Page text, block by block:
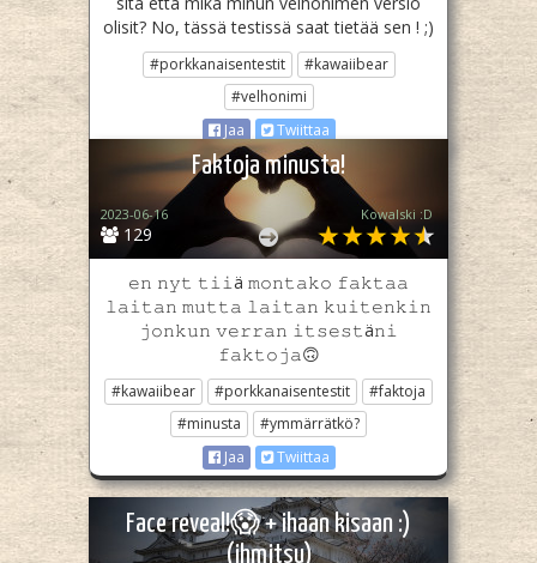
olisit? No, tässä testissä saat tietää sen ! ;)
#porkkanaisentestit
#kawaiibear
#velhonimi
Jaa
Twiittaa
Faktoja minusta!
129
2023-06-16 Kowalski :D
𝚎𝚗 𝚗𝚢𝚝 𝚝𝚒𝚒ä 𝚖𝚘𝚗𝚝𝚊𝚔𝚘 𝚏𝚊𝚔𝚝𝚊𝚊
𝚕𝚊𝚒𝚝𝚊𝚗 𝚖𝚞𝚝𝚝𝚊 𝚕𝚊𝚒𝚝𝚊𝚗 𝚔𝚞𝚒𝚝𝚎𝚗𝚔𝚒𝚗
𝚓𝚘𝚗𝚔𝚞𝚗 𝚟𝚎𝚛𝚛𝚊𝚗 𝚒𝚝𝚜𝚎𝚜𝚝ä𝚗𝚒
𝚏𝚊𝚔𝚝𝚘𝚓𝚊🙃
#kawaiibear #porkkanaisentestit
#faktoja
#minusta
#ymmärrätkö?
Jaa
Twiittaa
Face reveal!😱 + ihaan kisaan :)
(ihmitsu)